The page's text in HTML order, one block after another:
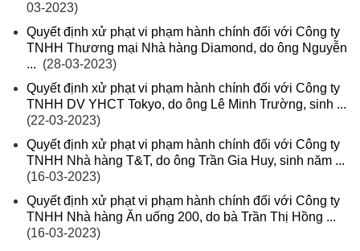
03-2023)
Quyết định xử phạt vi phạm hành chính đối với Công ty
TNHH Thương mại Nhà hàng Diamond, do ông Nguyễn
... (28-03-2023)
Quyết định xử phạt vi phạm hành chính đối với Công ty
TNHH DV YHCT Tokyo, do ông Lê Minh Trường, sinh ...
(22-03-2023)
Quyết định xử phạt vi phạm hành chính đối với Công ty
TNHH Nhà hàng T&T, do ông Trần Gia Huy, sinh năm ...
(16-03-2023)
Quyết định xử phạt vi phạm hành chính đối với Công ty
TNHH Nhà hàng Ăn uống 200, do bà Trần Thị Hồng ...
(16-03-2023)